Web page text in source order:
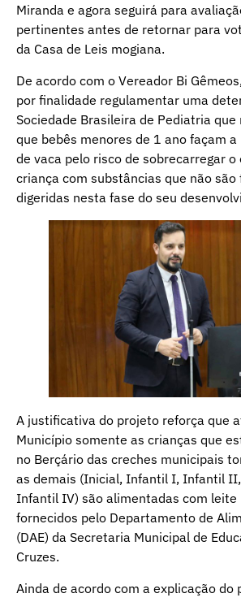
Miranda e agora seguirá para
pertinentes antes de retornar para
da Casa de Leis mogiana.
De acordo com o Vereador Bi
por finalidade regulamentar uma
Sociedade Brasileira de Pediatria que
que bebês menores de 1 ano façam
de vaca pelo risco de sobrecarregar o
criança com substâncias que não
digeridas nesta fase do seu
A justificativa do projeto reforça que
Município somente as crianças que
no Berçário das creches municipais
as demais (Inicial, Infantil I, Infantil
Infantil IV) são alimentadas com leite
fornecidos pelo Departamento de
(DAE) da Secretaria Municipal de
Cruzes.
Ainda de acordo com a explicação do